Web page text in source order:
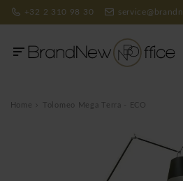
+32 2 310 98 30
Home Tolomeo Mega Terra - ECO